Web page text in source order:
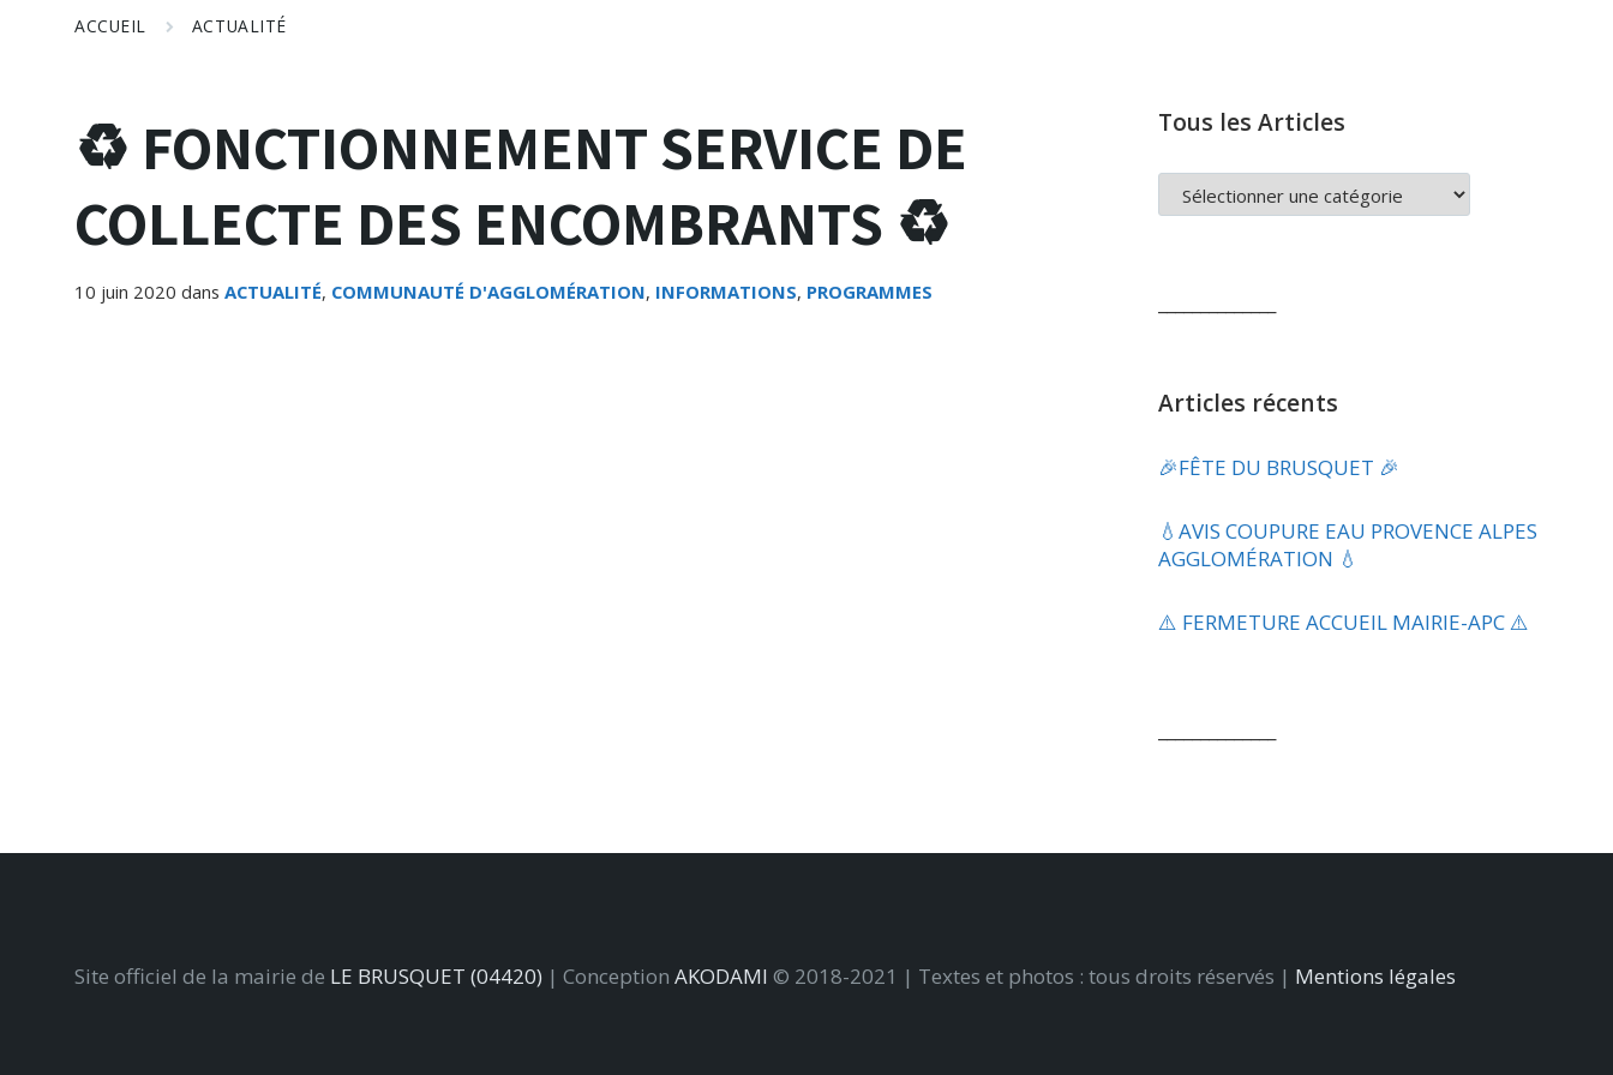
ACCUEIL ACTUALITÉ
♻️ FONCTIONNEMENT SERVICE DE
COLLECTE DES ENCOMBRANTS ♻️
10 juin 2020 dans ACTUALITÉ, COMMUNAUTÉ D'AGGLOMÉRATION, INFORMATIONS, PROGRAMMES
Tous les Articles
TOUS
LES
Articles récents
🎉FÊTE DU BRUSQUET 🎉
💧​AVIS COUPURE EAU PROVENCE ALPES
AGGLOMÉRATION 💧
⚠️ FERMETURE ACCUEIL MAIRIE-APC ⚠️
Site officiel de la mairie de LE BRUSQUET (04420) | Conception AKODAMI © 2018-2021 | Textes et photos : tous droits réservés | Mentions légales